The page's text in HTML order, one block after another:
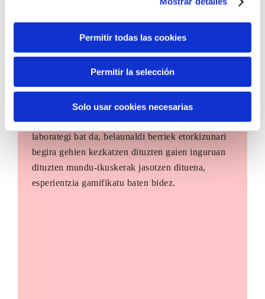
Permitir todas las cookies
Permitir la selección
Solo usar cookies necesarias
The Future Game
The Future Game gazteen parte-hartzerako
laborategi bat da, belaunaldi berriek etorkizunari
begira gehien kezkatzen dituzten gaien inguruan
dituzten mundu-ikuskerak jasotzen dituena,
esperientzia gamifikatu baten bidez.